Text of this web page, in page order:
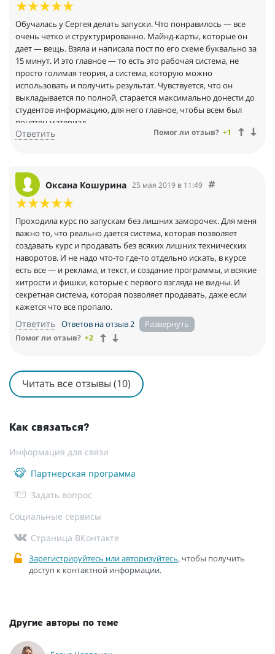
1. Меня не отпугнуло слово Секта , именно так он назвал
2. Меня не смутило общение "Эй, ты, чувак!"
3. Я спокойно отнеслась к крафту/вину во время эфира и
тусовке в чате после него.
4. Мне 47 лет — но мне было уютно с этими продвинутыми
ребятами %u261D%uFE0F"без галстуков".
.
Краснов — просто пуля! И я ему верю... Я нутром чувствую, что
при таком чётком контенте — запустить можно что угодно !
%uD83D%uDE0CЯ практически сама себе только что обещание
как ее называют в супер чате марафона.
.
А ещё я выиграла 1 месяц бесплатного участия в будущем
но приятно %uD83E%uDD17. Безмерно рада .
.
Краснов честный и открытый чел. Это
%uD83D%uDCAA%uD83D%uDCAA%uD83D%uDCAA. Впечатление
у меня сложилось именно такое .
.
КТО ЕЩЁ НЕ В СЕКТЕ ? ИСКРЕННЕ РЕКОМЕНДУЮ!
.
Обучалась у Сергея делать запуски. Что понравилось — все
очень четко и структурированно. Майнд-карты, которые он
дает — вещь. Взяла и написала пост по его схеме буквально за
15 минут. И это главное — то есть это рабочая система, не
просто голимая теория, а система, которую можно
использовать и получить результат. Чувствуется, что он
выкладывается по полной, старается максимально донести до
студентов информацию, для него главное, чтобы всем был
понятен материал.
Ответить Помог ли отзыв? +1
Оксана Кошурина 25 мая 2019 в 11:49
Проходила курс по запускам без лишних заморочек. Для меня
важно то, что реально дается система, которая позволяет
создавать курс и продавать без всяких лишних технических
наворотов. И не надо что-то где-то отдельно искать, в курсе
есть все — и реклама, и текст, и создание программы, и всякие
хитрости и фишки, которые с первого взгляда не видны. И
секретная система, которая позволяет продавать, даже если
кажется что все пропало.
Ответить Ответов на отзыв 2
Помог ли отзыв? +2
Читать все отзывы (10)
Как связаться?
Информация для связи
Партнерская программа
Задать вопрос
Социальные сервисы
Страница ВКонтакте
Зарегистрируйтесь или авторизуйтесь, чтобы получить
доступ к контактной информации.
Другие авторы по теме